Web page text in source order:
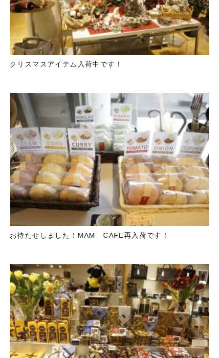
クリスマスアイテム入荷中です！
お待たせしました！MAM CAFE再入荷です！